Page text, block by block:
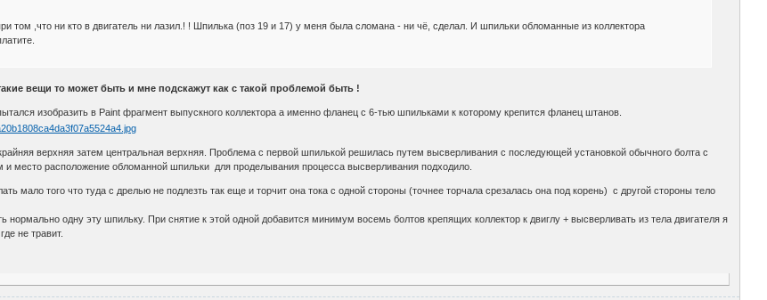
том ,что ни кто в двигатель ни лазил.! ! Шпилька (поз 19 и 17) у меня была сломана - ни чё, сделал. И шпильки обломанные из коллектора
вещи то может быть и мне подскажут как с такой проблемой быть !
изобразить в Paint фрагмент выпускного коллектора а именно фланец с 6-тью шпильками к которому крепится фланец штанов.
верхняя затем центральная верхняя. Проблема с первой шпилькой решилась путем высверливания с последующей установкой обычного болта с
и место расположение обломанной шпильки для проделывания процесса высверливания подходило.
мало того что туда с дрелью не подлезть так еще и торчит она тока с одной стороны (точнее торчала срезалась она под корень) с другой стороны тело
нормально одну эту шпильку. При снятие к этой одной добавится минимум восемь болтов крепящих коллектор к двиглу + высверливать из тела двигателя я
не травит.